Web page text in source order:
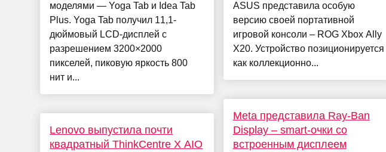
моделями — Yoga Tab и Idea Tab
Plus. Yoga Tab получил 11,1-
дюймовый LCD-дисплей с
разрешением 3200×2000
пикселей, пиковую яркость 800
нит и...
Lenovo выпустила почти
квадратный ThinkCentre X AIO
ASUS представила особую
версию своей портативной
игровой консоли – ROG Xbox Ally
X20. Устройство позиционируется
как коллекционно...
Meta представила Ray-Ban
Display – smart-очки со
встроенным дисплеем